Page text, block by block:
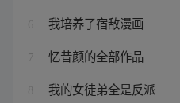
6 我培养了宿敌漫画
7 忆昔颜的全部作品
8 我的女徒弟全是反派